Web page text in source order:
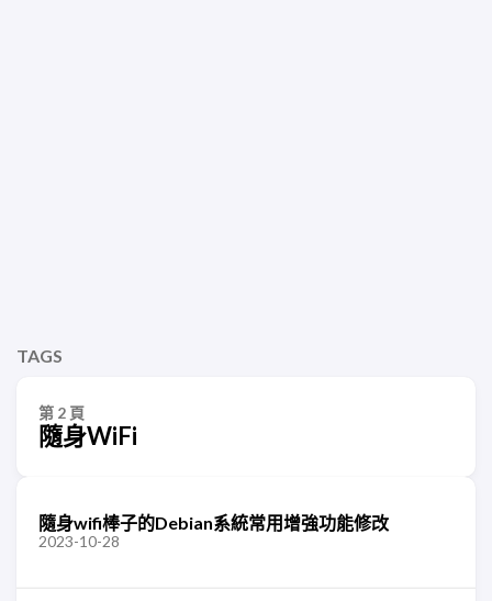
TAGS
第 2 頁
隨身WiFi
隨身wifi棒子的Debian系統常用增強功能修改
2023-10-28